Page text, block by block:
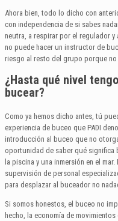
Ahora bien, todo lo dicho con
con independencia de si sabes
neutra, a respirar por el regulador
no puede hacer un instructor de
riesgo al resto del grupo porque
¿Hasta qué nivel
bucear?
Como ya hemos dicho antes, tú
experiencia de buceo que PADI
introducción al buceo que no
oportunidad de saber qué significa
la piscina y una inmersión en el
supervisión de personal
para desplazar al buceador no
Si somos honestos, el buceo no
hecho, la economía de